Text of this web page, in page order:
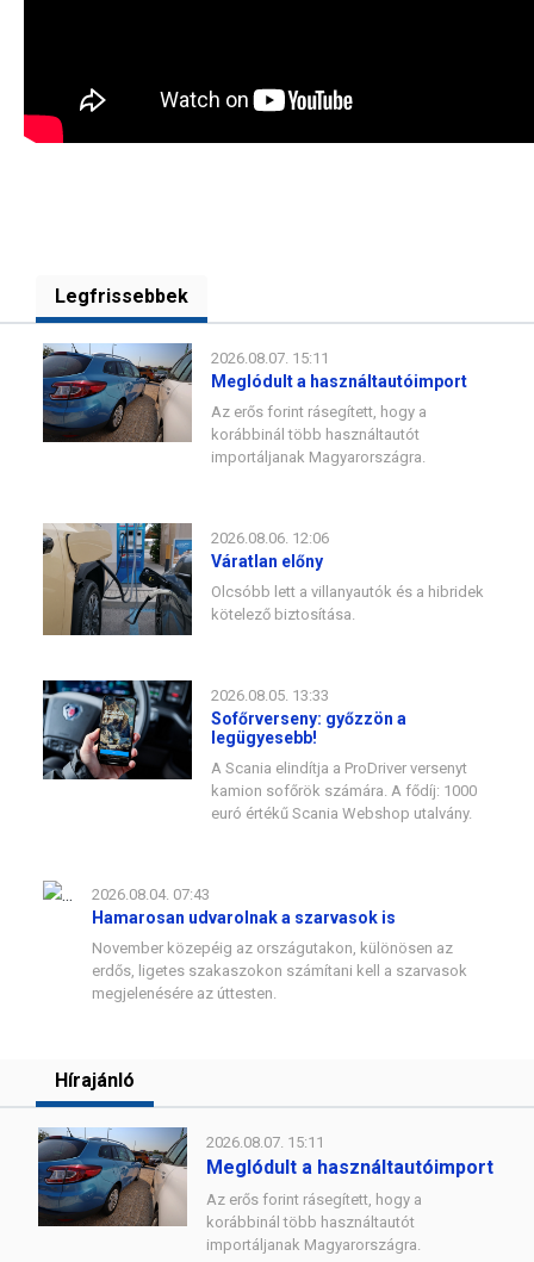
Legfrissebbek
2026.08.07. 15:11
Meglódult a használtautóimport
Az erős forint rásegített, hogy a
korábbinál több használtautót
importáljanak Magyarországra.
2026.08.06. 12:06
Váratlan előny
Olcsóbb lett a villanyautók és a hibridek
kötelező biztosítása.
2026.08.05. 13:33
Sofőrverseny: győzzön a
legügyesebb!
A Scania elindítja a ProDriver versenyt
kamion sofőrök számára. A fődíj: 1000
euró értékű Scania Webshop utalvány.
2026.08.04. 07:43
Hamarosan udvarolnak a szarvasok is
November közepéig az országutakon, különösen az
erdős, ligetes szakaszokon számítani kell a szarvasok
megjelenésére az úttesten.
Hírajánló
2026.08.07. 15:11
Meglódult a használtautóimport
Az erős forint rásegített, hogy a
korábbinál több használtautót
importáljanak Magyarországra.